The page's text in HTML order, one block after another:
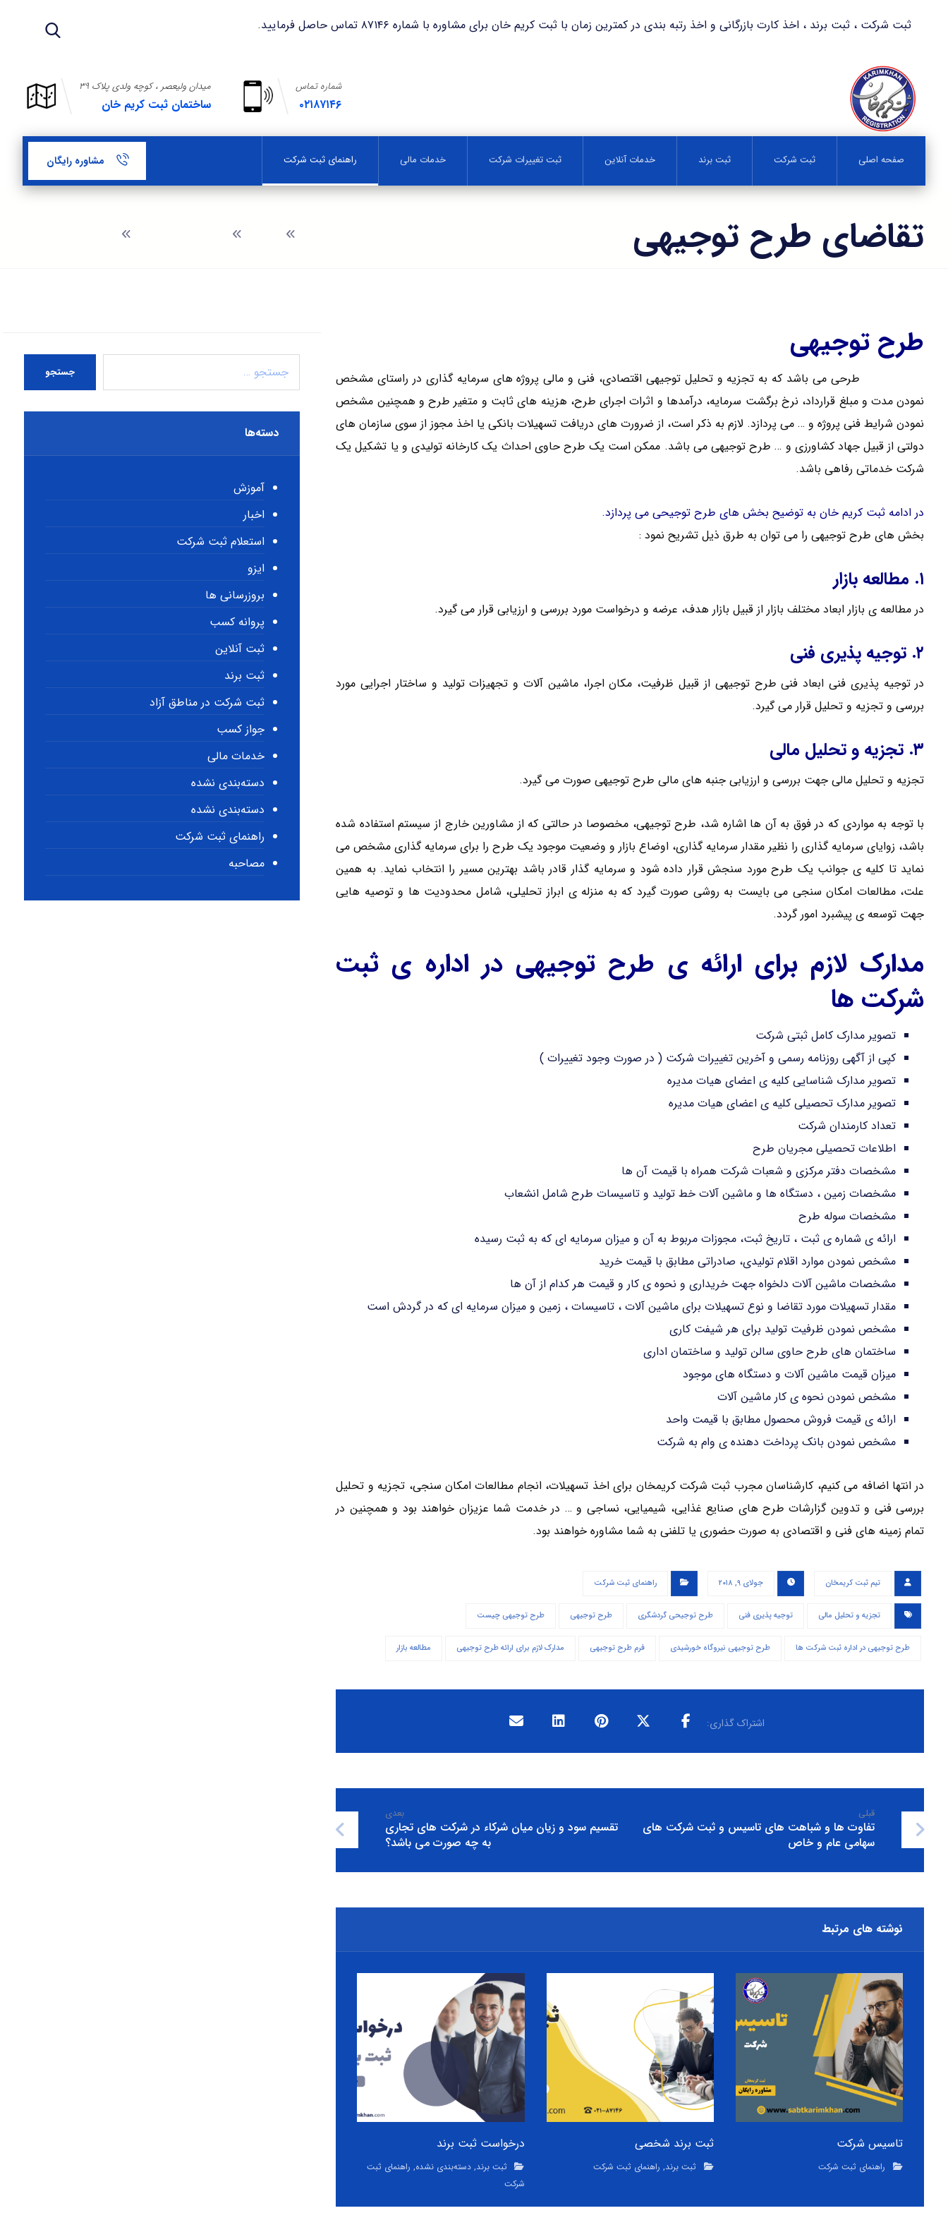
ثبت شرکت ، ثبت برند ، اخذ کارت بازرگانی و اخذ رتبه بندی در کمترین زمان با ثبت کریم خان برای مشاوره با شماره ۸۷۱۴۶ تماس حاصل فرمایید.
میدان ولیعصر ، کوچه ولدی پلاک ۳۹
ساختمان ثبت کریم خان
شماره تماس
۰۲۱۸۷۱۴۶
صفحه اصلی ثبت شرکت ثبت برند خدمات آنلاین ثبت تغییرات شرکت خدمات مالی راهنمای ثبت شرکت مشاوره رایگان
تقاضای طرح توجیهی
طرح توجیهی
طرحی می باشد که به تجزیه و تحلیل توجیهی اقتصادی، فنی و مالی پروژه های سرمایه گذاری در راستای مشخص
نمودن مدت و مبلغ قرارداد، نرخ برگشت سرمایه، درآمدها و اثرات اجرای طرح، هزینه های ثابت و متغیر طرح و همچنین مشخص
نمودن شرایط فنی پروژه و … می پردازد. لازم به ذکر است، از ضرورت های دریافت تسهیلات بانکی یا اخذ مجوز از سوی سازمان های
دولتی از قبیل جهاد کشاورزی و … طرح توجیهی می باشد. ممکن است یک طرح حاوی احداث یک کارخانه تولیدی و یا تشکیل یک
شرکت خدماتی رفاهی باشد.
در ادامه ثبت کریم خان به توضیح بخش های طرح توجیحی می پردازد.
بخش های طرح توجیهی را می توان به طرق ذیل تشریح نمود :
۱. مطالعه بازار
در مطالعه ی بازار ابعاد مختلف بازار از قبیل بازار هدف، عرضه و درخواست مورد بررسی و ارزیابی قرار می گیرد.
۲. توجیه پذیری فنی
در توجیه پذیری فنی ابعاد فنی طرح توجیهی از قبیل ظرفیت، مکان اجرا، ماشین آلات و تجهیزات تولید و ساختار اجرایی مورد
بررسی و تجزیه و تحلیل قرار می گیرد.
۳. تجزیه و تحلیل مالی
تجزیه و تحلیل مالی جهت بررسی و ارزیابی جنبه های مالی طرح توجیهی صورت می گیرد.
با توجه به مواردی که در فوق به آن ها اشاره شد، طرح توجیهی، مخصوصا در حالتی که از مشاورین خارج از سیستم استفاده شده
باشد، زوایای سرمایه گذاری را نظیر مقدار سرمایه گذاری، اوضاع بازار و وضعیت موجود یک طرح را برای سرمایه گذاری مشخص می
نماید تا کلیه ی جوانب یک طرح مورد سنجش قرار داده شود و سرمایه گذار قادر باشد بهترین مسیر را انتخاب نماید. به همین
علت، مطالعات امکان سنجی می بایست به روشی صورت گیرد که به منزله ی ابراز تحلیلی، شامل محدودیت ها و توصیه هایی
جهت توسعه ی پیشبرد امور گردد.
مدارک لازم برای ارائه ی طرح توجیهی در اداره ی ثبت
شرکت ها
تصویر مدارک کامل ثبتی شرکت
کپی از آگهی روزنامه رسمی و آخرین تغییرات شرکت ( در صورت وجود تغییرات )
تصویر مدارک شناسایی کلیه ی اعضای هیات مدیره
تصویر مدارک تحصیلی کلیه ی اعضای هیات مدیره
تعداد کارمندان شرکت
اطلاعات تحصیلی مجریان طرح
مشخصات دفتر مرکزی و شعبات شرکت همراه با قیمت آن ها
مشخصات زمین ، دستگاه ها و ماشین آلات خط تولید و تاسیسات طرح شامل انشعاب
مشخصات سوله طرح
ارائه ی شماره ی ثبت ، تاریخ ثبت، مجوزات مربوط به آن و میزان سرمایه ای که به ثبت رسیده
مشخص نمودن موارد اقلام تولیدی، صادراتی مطابق با قیمت خرید
مشخصات ماشین آلات دلخواه جهت خریداری و نحوه ی کار و قیمت هر کدام از آن ها
مقدار تسهیلات مورد تقاضا و نوع تسهیلات برای ماشین آلات ، تاسیسات ، زمین و میزان سرمایه ای که در گردش است
مشخص نمودن ظرفیت تولید برای هر شیفت کاری
ساختمان های طرح حاوی سالن تولید و ساختمان اداری
میزان قیمت ماشین آلات و دستگاه های موجود
مشخص نمودن نحوه ی کار ماشین آلات
ارائه ی قیمت فروش محصول مطابق با قیمت واحد
مشخص نمودن بانک پرداخت دهنده ی وام به شرکت
در انتها اضافه می کنیم، کارشناسان مجرب ثبت شرکت کریمخان برای اخذ تسهیلات، انجام مطالعات امکان سنجی، تجزیه و تحلیل
بررسی فنی و تدوین گزارشات طرح های صنایع غذایی، شیمیایی، نساجی و … در خدمت شما عزیزان خواهند بود و همچنین در
تمام زمینه های فنی و اقتصادی به صورت حضوری یا تلفنی به شما مشاوره خواهند بود.
تیم ثبت کریمخان جولای ۹, ۲۰۱۸ راهنمای ثبت شرکت
تجزیه و تحلیل مالی توجیه پذیری فنی طرح توجیحی گردشگری طرح توجیهی طرح توجیهی چیست
طرح توجیهی در اداره ثبت شرکت ها طرح توجیهی نیروگاه خورشیدی فرم طرح توجیهی مدارک لازم برای ارائه طرح توجیهی مطالعه بازار
قبلی
تفاوت ها و شباهت های تاسیس و ثبت شرکت های
سهامی عام و خاص
بعدی
تقسیم سود و زیان میان شرکاء در شرکت های تجاری
به چه صورت می باشد؟
نوشته های مرتبط
تاسیس شرکت
راهنمای ثبت شرکت
ثبت برند شخصی
ثبت برند, راهنمای ثبت شرکت
درخواست ثبت برند
ثبت برند,دسته‌بندی نشده, راهنمای ثبت
شرکت
جستجو
دسته‌ها
آموزش
اخبار
استعلام ثبت شرکت
ایزو
بروزرسانی ها
پروانه کسب
ثبت آنلاین
ثبت برند
ثبت شرکت در مناطق آزاد
جواز کسب
خدمات مالی
دسته‌بندی نشده
دسته‌بندی نشده
راهنمای ثبت شرکت
مصاحبه